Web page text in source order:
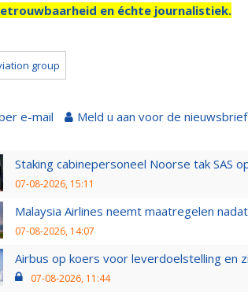
en échte journalistiek.
group
e-mail Meld u aan voor de nieuwsbrief
Staking cabinepersoneel Noorse tak SAS
07-08-2026, 15:11
Malaysia Airlines neemt maatregelen
07-08-2026, 14:07
Airbus op koers voor leverdoelstelling en
07-08-2026, 11:44